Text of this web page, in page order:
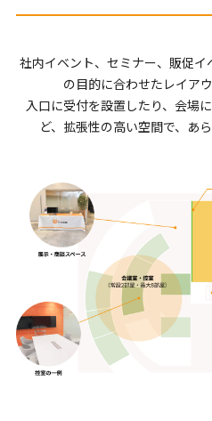
社内イベント、セミナー、販促
の目的に合わせたレイア
入口に受付を設置したり、会場
ど、拡張性の高い空間で、あ